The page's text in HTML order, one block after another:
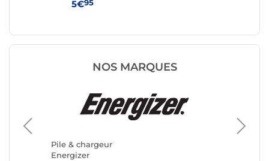
5€95
NOS MARQUES
Pile & chargeur
Energizer
Pile &